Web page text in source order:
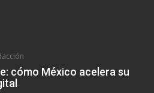
cómo México acelera su